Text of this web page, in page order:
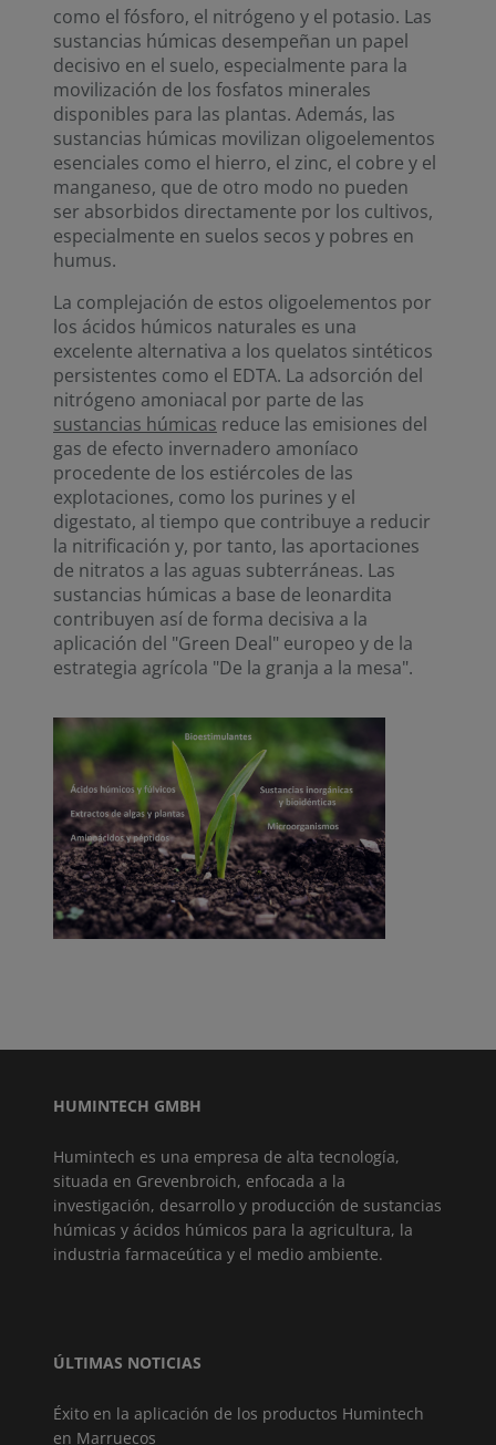
como el fósforo, el nitrógeno y el potasio. Las
sustancias húmicas desempeñan un papel
decisivo en el suelo, especialmente para la
movilización de los fosfatos minerales
disponibles para las plantas. Además, las
sustancias húmicas movilizan oligoelementos
esenciales como el hierro, el zinc, el cobre y el
manganeso, que de otro modo no pueden
ser absorbidos directamente por los cultivos,
especialmente en suelos secos y pobres en
humus.
La complejación de estos oligoelementos por
los ácidos húmicos naturales es una
excelente alternativa a los quelatos sintéticos
persistentes como el EDTA. La adsorción del
nitrógeno amoniacal por parte de las
sustancias húmicas reduce las emisiones del
gas de efecto invernadero amoníaco
procedente de los estiércoles de las
explotaciones, como los purines y el
digestato, al tiempo que contribuye a reducir
la nitrificación y, por tanto, las aportaciones
de nitratos a las aguas subterráneas. Las
sustancias húmicas a base de leonardita
contribuyen así de forma decisiva a la
aplicación del "Green Deal" europeo y de la
estrategia agrícola "De la granja a la mesa".
HUMINTECH GMBH
Humintech es una empresa de alta tecnología,
situada en Grevenbroich, enfocada a la
investigación, desarrollo y producción de sustancias
húmicas y ácidos húmicos para la agricultura, la
industria farmaceútica y el medio ambiente.
ÚLTIMAS NOTICIAS
Éxito en la aplicación de los productos Humintech
en Marruecos